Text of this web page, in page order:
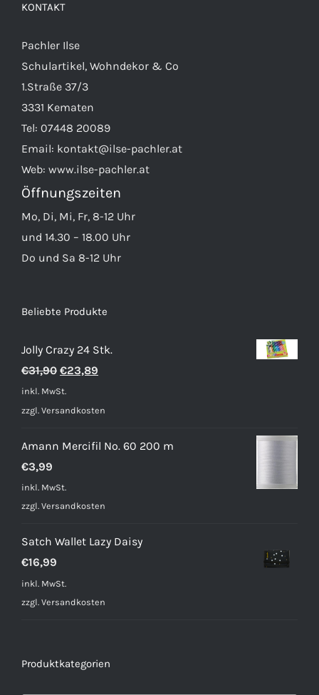
KONTAKT
Pachler Ilse
Schulartikel, Wohndekor & Co
1.Straße 37/3
3331 Kematen
Tel: 07448 20089
Email: kontakt@ilse-pachler.at
Web: www.ilse-pachler.at
Öffnungszeiten
Mo, Di, Mi, Fr, 8-12 Uhr
und 14.30 – 18.00 Uhr
Do und Sa 8-12 Uhr
Beliebte Produkte
Jolly Crazy 24 Stk.
€31,90 Ursprünglicher
Preis
war:
€23,89
ist:
inkl. MwSt.
zzgl. Versandkosten
Amann Mercifil No. 60 200 m
€3,99
inkl. MwSt.
zzgl. Versandkosten
Satch Wallet Lazy Daisy
€16,99
inkl. MwSt.
zzgl. Versandkosten
Produktkategorien